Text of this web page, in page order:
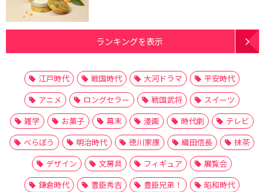
ランキングを表示
江戸時代 戦国時代 大河ドラマ
平安時代
アニメ
ロングセラー 戦国武将
スイーツ
雑学
お菓子 幕末 漫画 時代劇
テレビ
べらぼう
明治時代 徳川家康 織田信長
抹茶
デザイン
文房具 フィギュア
展覧会
鎌倉時代
豊臣秀吉 豊臣兄弟！
昭和時代